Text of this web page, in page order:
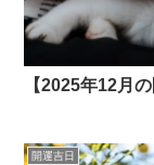
【2025年12月
開運吉日